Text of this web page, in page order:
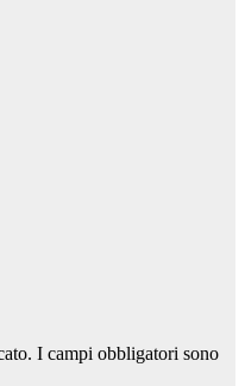
I campi obbligatori sono